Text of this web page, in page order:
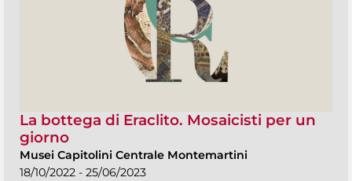
La bottega di Eraclito. Mosaicisti per un
giorno
Musei Capitolini Centrale Montemartini
18/10/2022 - 25/06/2023